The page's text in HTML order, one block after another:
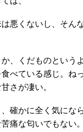
悪くないし、そん
、くだものという
べている感じ。ね
さが凄い。
確かに全く気にな
痛な匂いでもない